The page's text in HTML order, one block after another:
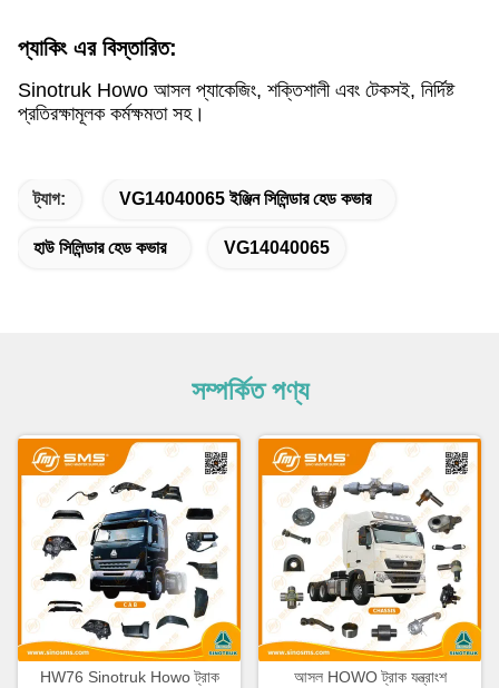
প্যাকিং এর বিস্তারিত:
Sinotruk Howo আসল প্যাকেজিং, শক্তিশালী এবং টেকসই, নির্দিষ্ট
প্রতিরক্ষামূলক কর্মক্ষমতা সহ।
ট্যাগ: VG14040065 ইঞ্জিন সিলিন্ডার হেড কভার
হাউ সিলিন্ডার হেড কভার VG14040065
সম্পর্কিত পণ্য
HW76 Sinotruk Howo ট্রাক
আসল HOWO ট্রাক যন্ত্রাংশ